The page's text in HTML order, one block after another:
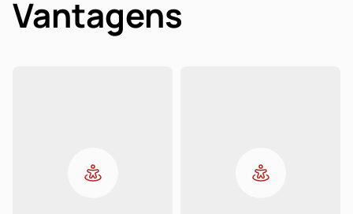
Vantagens